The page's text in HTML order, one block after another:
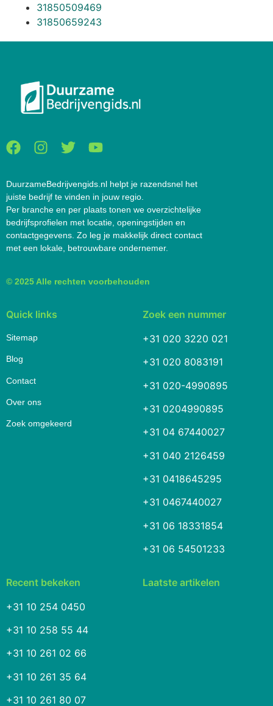
31850509469
31850659243
DuurzameBedrijvengids.nl helpt je razendsnel het
juiste bedrijf te vinden in jouw regio.
Per branche en per plaats tonen we overzichtelijke
bedrijfsprofielen met locatie, openingstijden en
contactgegevens. Zo leg je makkelijk direct contact
met een lokale, betrouwbare ondernemer.
© 2025 Alle rechten voorbehouden
Quick links
Sitemap
Blog
Contact
Over ons
Zoek omgekeerd
Zoek een nummer
+31 020 3220 021
+31 020 8083191
+31 020-4990895
+31 0204990895
+31 04 67440027
+31 040 2126459
+31 0418645295
+31 0467440027
+31 06 18331854
+31 06 54501233
Recent bekeken
+31 10 254 0450
+31 10 258 55 44
+31 10 261 02 66
+31 10 261 35 64
+31 10 261 80 07
Laatste artikelen